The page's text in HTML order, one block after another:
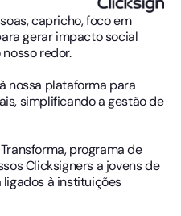
capricho, foco em
gerar impacto social
redor.
nossa plataforma para
simplificando a gestão de
programa de
Clicksigners a jovens de
à instituições